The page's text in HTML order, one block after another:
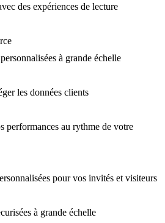
des expériences de lecture
à grande échelle
les données clients
performances au rythme de votre
pour vos invités et visiteurs
à grande échelle